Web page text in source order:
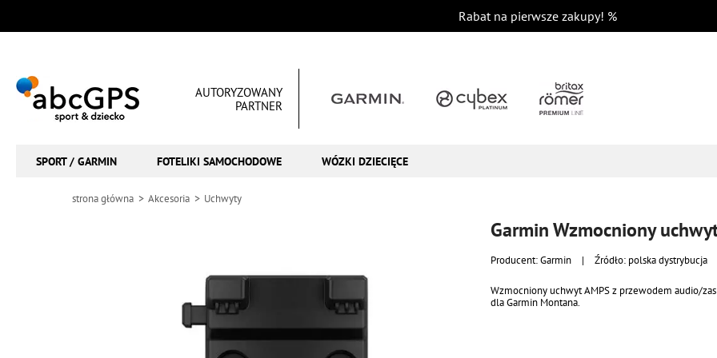
Rabat na pierwsze zakupy! %
AUTORYZOWANY
PARTNER
SPORT / GARMIN FOTELIKI SAMOCHODOWE WÓZKI DZIECIĘCE
strona główna Akcesoria Uchwyty
Garmin Wzmocniony
Producent:Garmin | Źródło: polska dystrybucja
Wzmocniony uchwyt AMPS z przewodem audio/
dla Garmin Montana.